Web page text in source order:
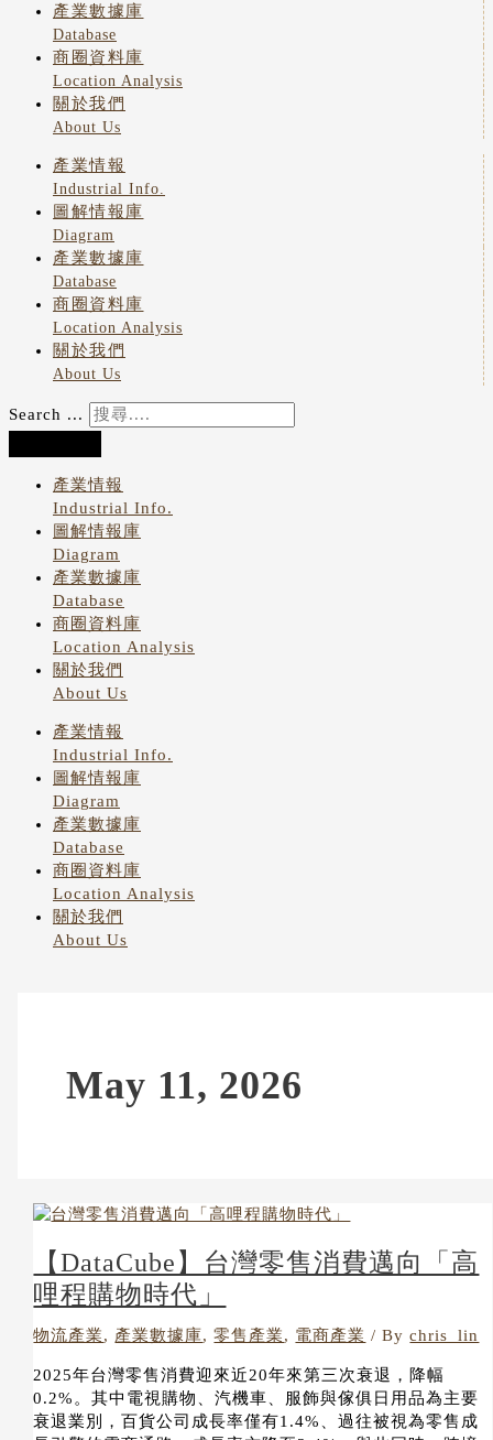
產業數據庫
Database
商圈資料庫
Location Analysis
關於我們
About Us
產業情報
Industrial Info.
圖解情報庫
Diagram
產業數據庫
Database
商圈資料庫
Location Analysis
關於我們
About Us
Search ...
產業情報
Industrial Info.
圖解情報庫
Diagram
產業數據庫
Database
商圈資料庫
Location Analysis
關於我們
About Us
產業情報
Industrial Info.
圖解情報庫
Diagram
產業數據庫
Database
商圈資料庫
Location Analysis
關於我們
About Us
May 11, 2026
【DataCube】台灣零售消費邁向「高
哩程購物時代」
物流產業, 產業數據庫,零售產業, 電商產業 / Bychris_lin
2025年台灣零售消費迎來近20年來第三次衰退，降幅
0.2%。其中電視購物、汽機車、服飾與傢俱日用品為主要
衰退業別，百貨公司成長率僅有1.4%、過往被視為零售成